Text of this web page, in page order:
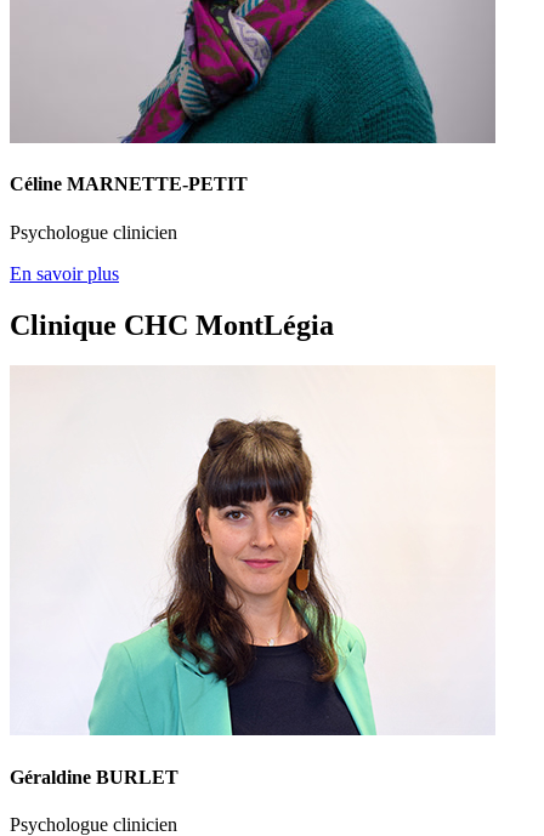
Céline MARNETTE-PETIT
Psychologue clinicien
En savoir plus
Clinique CHC MontLégia
Géraldine BURLET
Psychologue clinicien